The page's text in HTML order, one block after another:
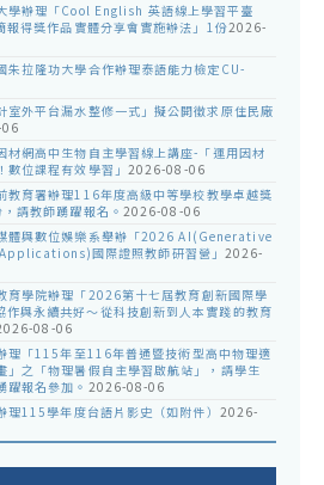
學辦理「Cool English 英語線上學習平臺
得獎作品實體分享會實施辦法」1份2026-
朱拉隆功大學合作辦理泰語能力檢定CU-
室外平台漏水整修一式」擬公開徵求原住民廠
材網高中生物自主學習線上講座-「運用因材
位課程有效學習」 2026-08-06
教育署辦理116年度高級中等學校教學卓越獎
請教師踴躍報名。 2026-08-06
體與數位娛樂系舉辦「2026 AI(Generative
國際證照教師研習營」 2026-
育學院辦理「2026第十七屆教育創新國際學
與永續共好～從科技創新到人本實踐的教育
08-06
理「115年至116年普通暨技術型高中物理適
」之「物理暑假自主學習啟航站」，請學生
躍報名參加。 2026-08-06
理115學年度台語片影史（如附件） 2026-